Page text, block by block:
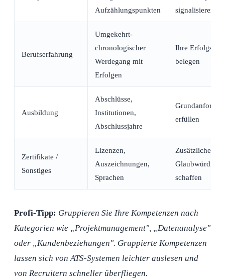
Aufzählungspunkten
signalisieren
Berufserfahrung
Umgekehrt-
chronologischer
Werdegang mit
Erfolgen
Ihre
belegen
Ausbildung
Abschlüsse,
Institutionen,
Abschlussjahre
erfüllen
Zertifikate /
Sonstiges
Lizenzen,
Auszeichnungen,
Sprachen
Zusätzliche
schaffen
Profi-Tipp: Gruppieren Sie Ihre Kompetenzen nach
Kategorien wie „Projektmanagement", „Datenanalyse"
oder „Kundenbeziehungen". Gruppierte Kompetenzen
lassen sich von ATS-Systemen leichter auslesen und
von Recruitern schneller überfliegen.